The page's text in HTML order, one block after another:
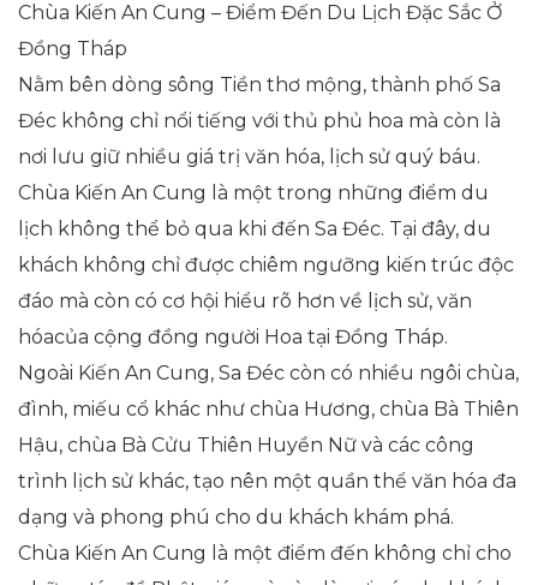
Chùa Kiến An Cung – Điểm Đến Du Lịch Đặc Sắc Ở
Đồng Tháp
Nằm bên dòng sông Tiền thơ mộng, thành phố Sa
Đéc không chỉ nổi tiếng với thủ phủ hoa mà còn là
nơi lưu giữ nhiều giá trị văn hóa, lịch sử quý báu.
Chùa Kiến An Cung là một trong những điểm du
lịch không thể bỏ qua khi đến Sa Đéc. Tại đây, du
khách không chỉ được chiêm ngưỡng kiến trúc độc
đáo mà còn có cơ hội hiểu rõ hơn về lịch sử, văn
hóacủa cộng đồng người Hoa tại Đồng Tháp.
Ngoài Kiến An Cung, Sa Đéc còn có nhiều ngôi chùa,
đình, miếu cổ khác như chùa Hương, chùa Bà Thiên
Hậu, chùa Bà Cửu Thiên Huyền Nữ và các công
trình lịch sử khác, tạo nên một quần thể văn hóa đa
dạng và phong phú cho du khách khám phá.
Chùa Kiến An Cung là một điểm đến không chỉ cho